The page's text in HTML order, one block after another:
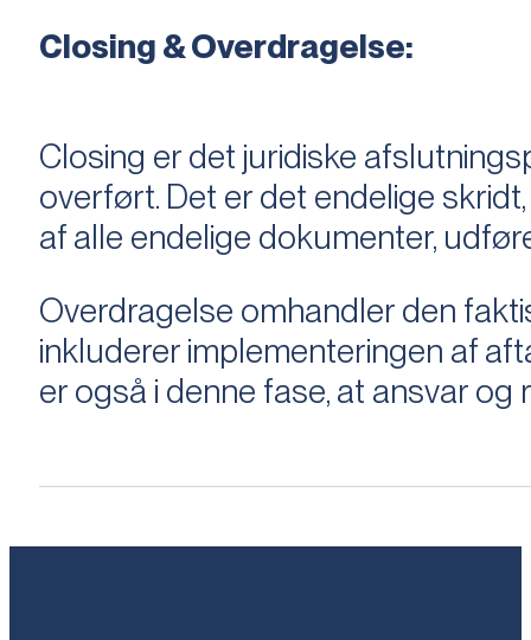
Closing & Overdragelse:
Closing er det juridiske
overført. Det er det endelige
af alle endelige dokumenter,
Overdragelse omhandler den
inkluderer implementeringen af
er også i denne fase, at ansvar